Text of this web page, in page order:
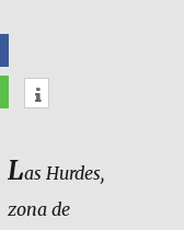
Las Hurdes,
zona de